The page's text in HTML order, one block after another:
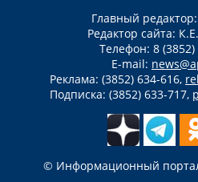
Главный
Редактор сайта:
Телефон: 8 (3852)
E-mail:
Реклама: (3852) 634-616,
Подписка: (3852) 633-717,
© Информационный